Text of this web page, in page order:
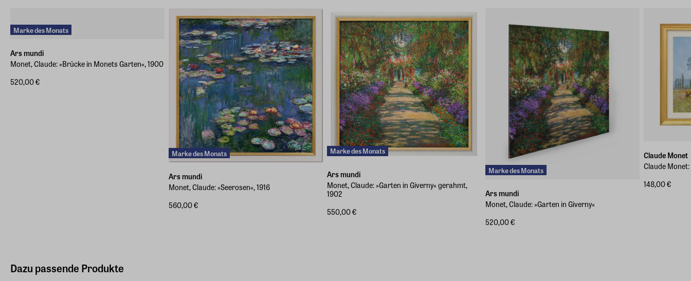
Marke des Monats
Ars mundi
Monet, Claude: »Brücke in Monets Garten«, 1900
520,00 €
Marke des Monats
Ars mundi
Monet, Claude: »Seerosen«, 1916
560,00 €
Marke des Monats
Ars mundi
Monet, Claude: »Garten in Giverny« gerahmt,
1902
550,00 €
Marke des Monats
Ars mundi
Monet, Claude: »Garten in Giverny«
520,00 €
Claude Monet
Claude
148,00 €
Dazu passende Produkte
Verschiedene Größen